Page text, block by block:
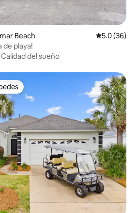
Beach Calificación
5.0 (36)
Casa de playa!
Calidad del sueño